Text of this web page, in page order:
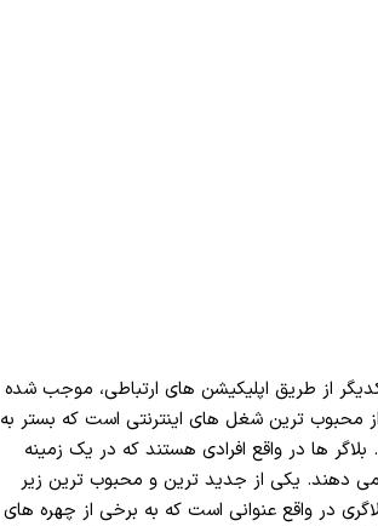
از طریق اپلیکیشن های ارتباطی، موجب شده
محبوب ترین شغل های اینترنتی است که بستر به
ها در واقع افرادی هستند که در یک زمینه
می دهند. یکی از جدید ترین و محبوب ‌ترین زیر
در واقع عنوانی است که به برخی از چهره های